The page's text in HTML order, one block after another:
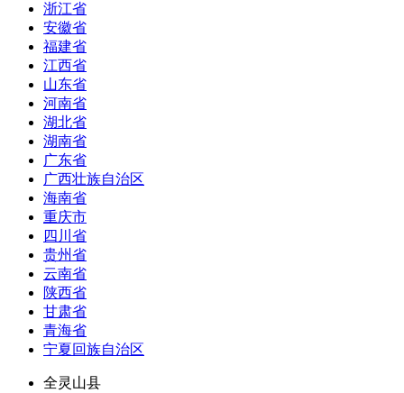
浙江省
安徽省
福建省
江西省
山东省
河南省
湖北省
湖南省
广东省
广西壮族自治区
海南省
重庆市
四川省
贵州省
云南省
陕西省
甘肃省
青海省
宁夏回族自治区
全灵山县